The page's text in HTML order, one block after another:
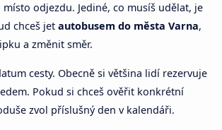
odjezdu. Jediné, co musíš udělat, je
chceš jet autobusem do města Varna,
a změnit směr.
cesty. Obecně si většina lidí rezervuje
Pokud si chceš ověřit konkrétní
zvol příslušný den v kalendáři.